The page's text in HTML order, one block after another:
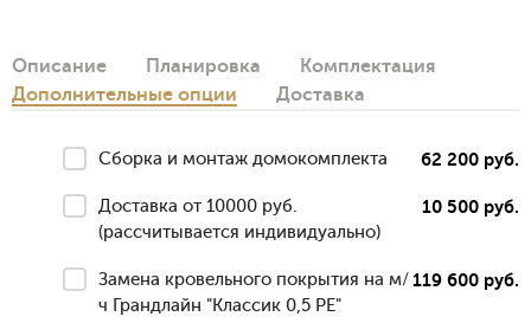
Описание Планировка
Комплектация
Дополнительные опции
Доставка
Сборка и монтаж домокомплекта 62 200 руб.
Доставка от 10000 руб.
(рассчитывается индивидуально)
10 500 руб.
Замена кровельного покрытия на м/
ч Грандлайн "Классик 0,5 РЕ"
119 600 руб.